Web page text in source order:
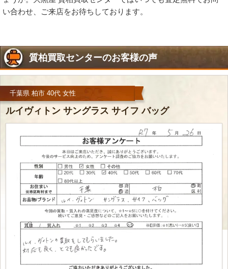
い合わせ、ご来店をお待ちしております。
質柏買取センターのお客様の声
千葉県 柏市 40代 女性
ルイヴィトン サングラス サイフ バッグ